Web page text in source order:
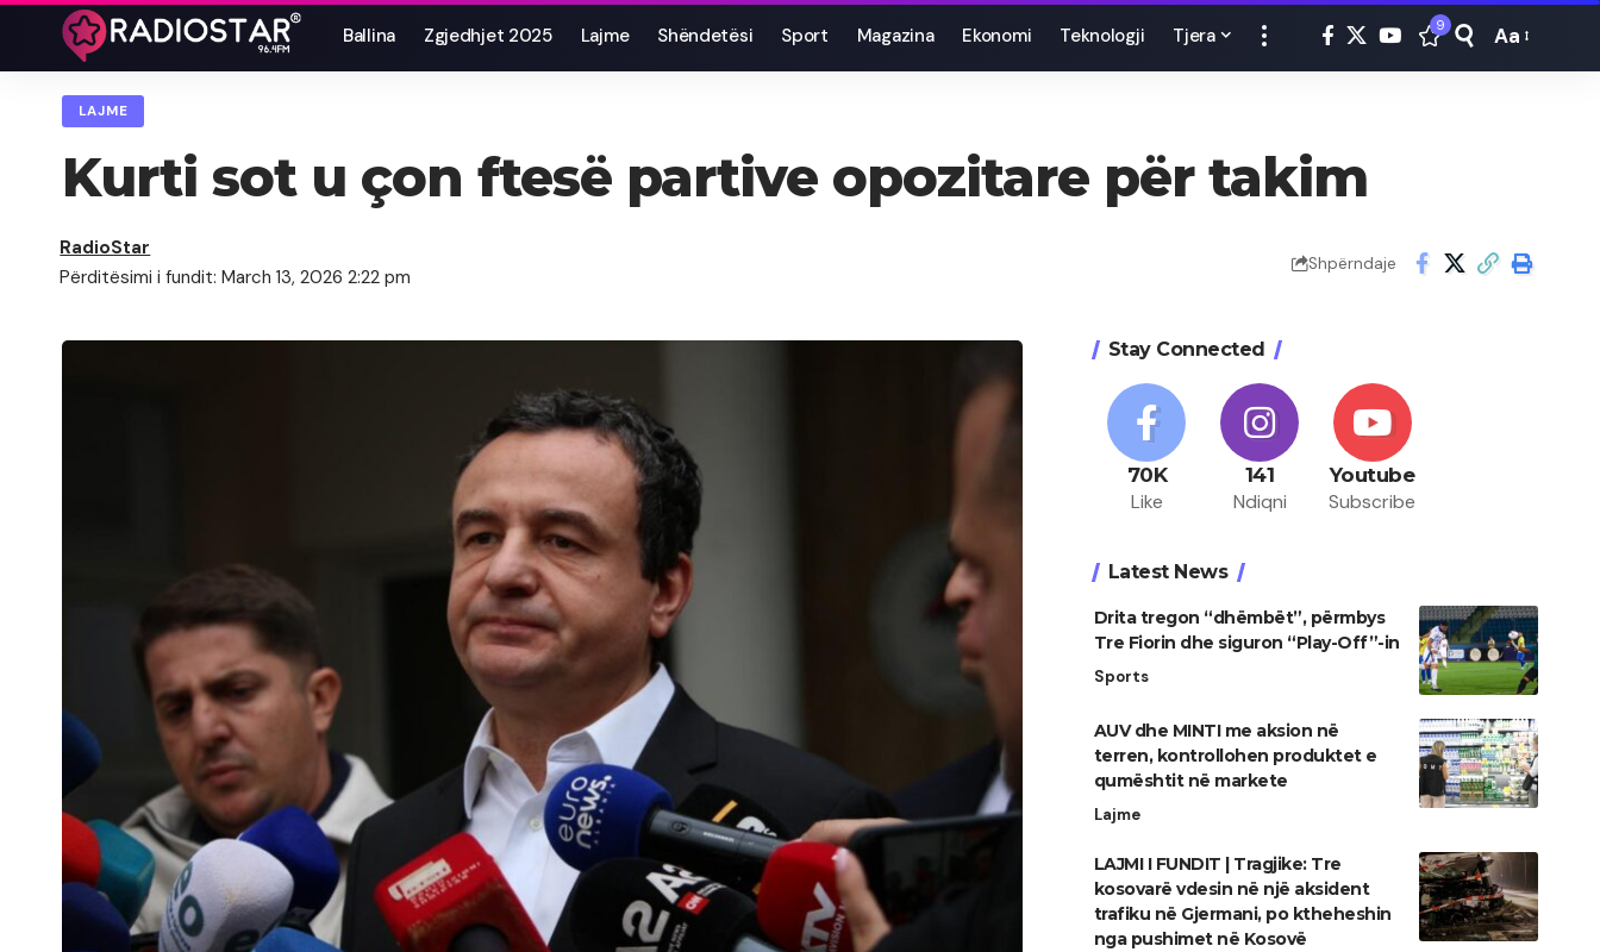
Ballina Zgjedhjet 2025 Lajme Shëndetësi Sport Magazina Ekonomi Teknologji Tjera 9
Font
Aa
LAJME
Kurti sot u çon ftesë partive opozitare për takim
Përditësimi i fundit: March 13, 2026 2:22 pm
RadioStar
Shpërndaje
Stay Connected
70K
Like
141
Ndiqni
Youtube
Subscribe
Latest News
Drita tregon “dhëmbët”, përmbys
Tre Fiorin dhe siguron “Play-Off”-in
Sports
AUV dhe MINTI me aksion në
terren, kontrollohen produktet e
qumështit në markete
Lajme
LAJMI I FUNDIT | Tragjike: Tre
kosovarë vdesin në një aksident
trafiku në Gjermani, po ktheheshin
nga pushimet në Kosovë